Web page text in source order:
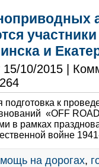
участники
и
15/10/2015 |
подготовка к
«OFF
в рамках
войне
на дорогах,